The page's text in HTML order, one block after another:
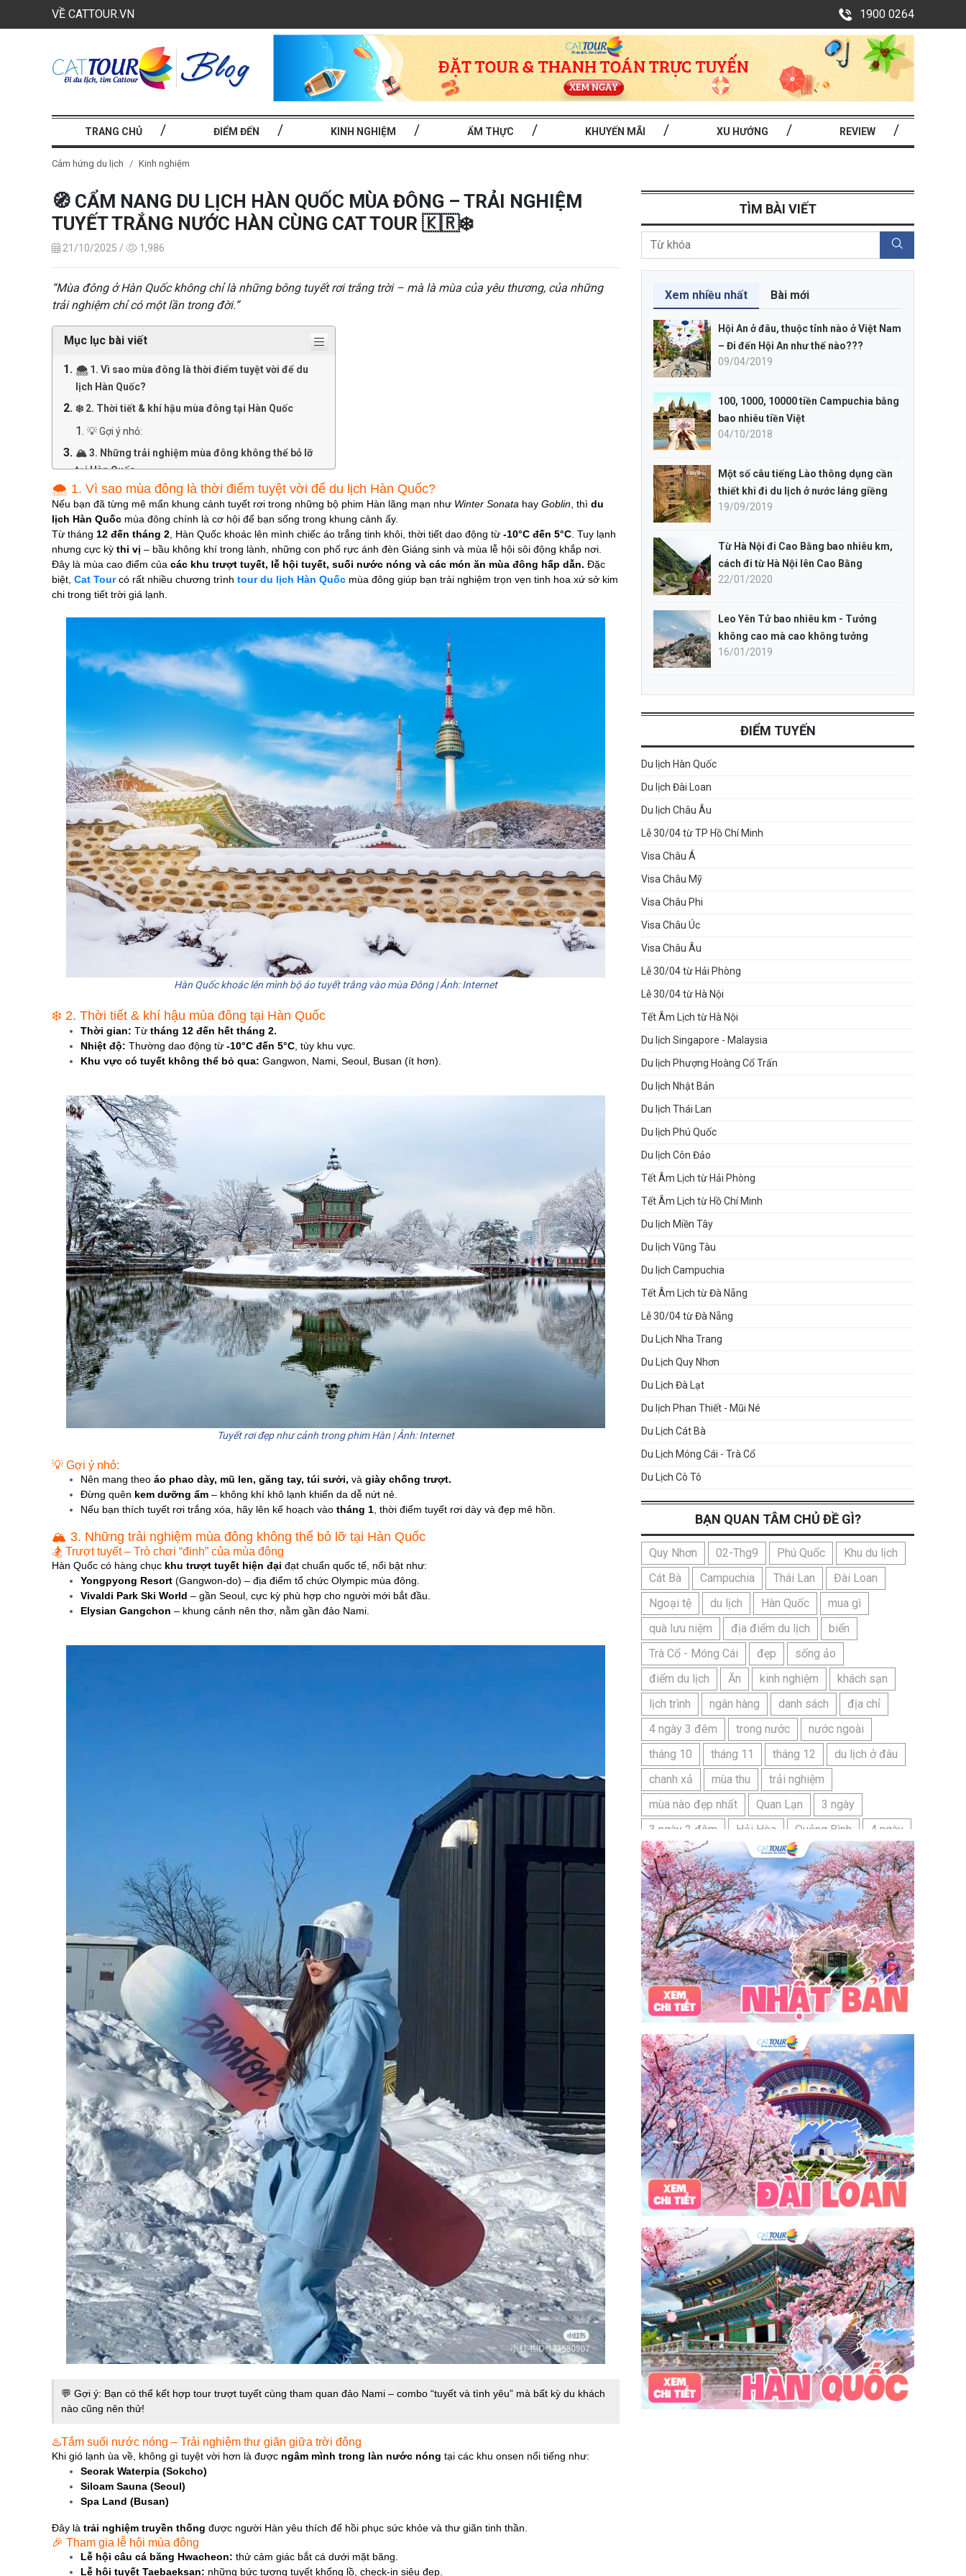
VỀ CATTOUR.VN 1900 0264
TRANG CHỦ ĐIỂM ĐẾN KINH NGHIỆM ẨM THỰC KHUYẾN MÃI XU HƯỚNG REVIEW
Cảm hứng du lịch Kinh nghiệm
🧭 CẨM NANG DU LỊCH HÀN QUỐC MÙA ĐÔNG – TRẢI NGHIỆM
TUYẾT TRẮNG NƯỚC HÀN CÙNG CAT TOUR 🇰🇷❄️
21/10/2025 / 1,986
“Mùa đông ở Hàn Quốc không chỉ là những bông tuyết rơi trắng trời – mà là mùa của yêu thương, của những
trải nghiệm chỉ có một lần trong đời.”
Mục lục bài viết
🌨️ 1. Vì sao mùa đông là thời điểm tuyệt vời để du
lịch Hàn Quốc?
❄️ 2. Thời tiết & khí hậu mùa đông tại Hàn Quốc
💡 Gợi ý nhỏ:
🏔️ 3. Những trải nghiệm mùa đông không thể bỏ lỡ
tại Hàn Quốc
🏂 Trượt tuyết – Trò chơi “đinh” của mùa đông
♨️Tắm suối nước nóng – Trải nghiệm thư giãn
giữa trời đông
🎉 Tham gia lễ hội mùa đông
🍢 Thưởng thức ẩm thực mùa đông Hàn Quốc
🗺️ 4. Top 10 địa điểm du lịch Hàn Quốc mùa đông
1️⃣ Đảo Nami – Biểu tượng của tình yêu mùa đông
2️⃣ Everland – Công viên giải trí nổi bật tại Hàn
Quốc
3️⃣ Seoul – Trái tim của Hàn Quốc mùa đông
4️⃣ Đảo Jeju – Vẻ đẹp hoang sơ mùa lạnh
5️⃣ Khu trượt tuyết Yongpyong Resort
6️⃣ Garden of Morning Calm
7️⃣ Làng cổ Bukchon Hanok
8️⃣ Công viên trượt tuyết Elysian Gangchon
9️⃣ Suối nước nóng Osaek Hot Springs
🔟 Lễ hội tuyết Daegwallyeong
🎒 5. Kinh nghiệm du lịch Hàn Quốc mùa đông
💖 6. Gợi ý tour du lịch Hàn Quốc mùa đông cùng Cat
🌨️ 1. Vì sao mùa đông là thời điểm tuyệt vời để du lịch Hàn Quốc?
Nếu bạn đã từng mê mẩn khung cảnh tuyết rơi trong những bộ phim Hàn lãng mạn như Winter Sonata hay Goblin , thì du
lịch Hàn Quốc mùa đông chính là cơ hội để bạn sống trong khung cảnh ấy.
Từ tháng 12 đến tháng 2 , Hàn Quốc khoác lên mình chiếc áo trắng tinh khôi, thời tiết dao động từ -10°C đến 5°C . Tuy lạnh
nhưng cực kỳ thi vị – bầu không khí trong lành, những con phố rực ánh đèn Giáng sinh và mùa lễ hội sôi động khắp nơi.
Đây là mùa cao điểm của các khu trượt tuyết, lễ hội tuyết, suối nước nóng và các món ăn mùa đông hấp dẫn. Đặc
biệt, Cat Tourcó rất nhiều chương trình tour du lịch Hàn Quốc mùa đông giúp bạn trải nghiệm trọn vẹn tinh hoa xứ sở kim
chi trong tiết trời giá lạnh.
Hàn Quốc khoác lên mình bộ áo tuyết trắng vào mùa Đông | Ảnh: Internet
❄️ 2. Thời tiết & khí hậu mùa đông tại Hàn Quốc
Thời gian: Từ tháng 12 đến hết tháng 2.
Nhiệt độ: Thường dao động từ -10°C đến 5°C , tùy khu vực.
Khu vực có tuyết không thể bỏ qua: Gangwon, Nami, Seoul, Busan (ít hơn).
Tuyết rơi đẹp như cảnh trong phim Hàn | Ảnh: Internet
💡 Gợi ý nhỏ:
Nên mang theo áo phao dày, mũ len, găng tay, túi sưởi, và giày chống trượt.
Đừng quên kem dưỡng ẩm – không khí khô lạnh khiến da dễ nứt nẻ.
Nếu bạn thích tuyết rơi trắng xóa, hãy lên kế hoạch vào tháng 1 , thời điểm tuyết rơi dày và đẹp mê hồn.
🏔️ 3. Những trải nghiệm mùa đông không thể bỏ lỡ tại Hàn Quốc
🏂 Trượt tuyết – Trò chơi “đinh” của mùa đông
Hàn Quốc có hàng chục khu trượt tuyết hiện đại đạt chuẩn quốc tế, nổi bật như:
Yongpyong Resort (Gangwon-do) – địa điểm tổ chức Olympic mùa đông.
Vivaldi Park Ski World – gần Seoul, cực kỳ phù hợp cho người mới bắt đầu.
Elysian Gangchon – khung cảnh nên thơ, nằm gần đảo Nami.
💬 Gợi ý: Bạn có thể kết hợp tour trượt tuyết cùng tham quan đảo Nami – combo “tuyết và tình yêu” mà bất kỳ du khách
nào cũng nên thử!
♨️Tắm suối nước nóng – Trải nghiệm thư giãn giữa trời đông
Khi gió lạnh ùa về, không gì tuyệt vời hơn là được ngâm mình trong làn nước nóng tại các khu onsen nổi tiếng như:
Seorak Waterpia (Sokcho)
Siloam Sauna (Seoul)
Spa Land (Busan)
Đây là trải nghiệm truyền thống được người Hàn yêu thích để hồi phục sức khỏe và thư giãn tinh thần.
🎉 Tham gia lễ hội mùa đông
Lễ hội câu cá băng Hwacheon: thử cảm giác bắt cá dưới mặt băng.
Lễ hội tuyết Taebaeksan: những bức tượng tuyết khổng lồ, check-in siêu đẹp.
TÌM BÀI VIẾT
Xem nhiều nhất Bài mới
Hội An ở đâu, thuộc tỉnh nào ở Việt Nam
– Đi đến Hội An như thế nào???
09/04/2019
100, 1000, 10000 tiền Campuchia bằng
bao nhiêu tiền Việt
04/10/2018
Một số câu tiếng Lào thông dụng cần
thiết khi đi du lịch ở nước láng giềng
19/09/2019
Từ Hà Nội đi Cao Bằng bao nhiêu km,
cách đi từ Hà Nội lên Cao Bằng
22/01/2020
Leo Yên Tử bao nhiêu km - Tưởng
không cao mà cao không tưởng
16/01/2019
ĐIỂM TUYẾN
Du lịch Hàn Quốc
Du lịch Đài Loan
Du lịch Châu Âu
Lễ 30/04 từ TP Hồ Chí Minh
Visa Châu Á
Visa Châu Mỹ
Visa Châu Phi
Visa Châu Úc
Visa Châu Âu
Lễ 30/04 từ Hải Phòng
Lễ 30/04 từ Hà Nội
Tết Âm Lịch từ Hà Nội
Du lịch Singapore - Malaysia
Du lịch Phượng Hoàng Cổ Trấn
Du lịch Nhật Bản
Du lịch Thái Lan
Du lịch Phú Quốc
Du lịch Côn Đảo
Tết Âm Lịch từ Hải Phòng
Tết Âm Lịch từ Hồ Chí Minh
Du lịch Miền Tây
Du lịch Vũng Tàu
Du lịch Campuchia
Tết Âm Lịch từ Đà Nẵng
Lễ 30/04 từ Đà Nẵng
Du Lịch Nha Trang
Du Lịch Quy Nhơn
Du Lịch Đà Lạt
Du lịch Phan Thiết - Mũi Né
Du Lịch Cát Bà
Du Lịch Móng Cái - Trà Cổ
Du Lịch Cô Tô
BẠN QUAN TÂM CHỦ ĐỀ GÌ?
Quy Nhơn 02-Thg9 Phú Quốc
Khu du lịch
Cát Bà
Campuchia Thái Lan
Đài Loan
Ngoại tệ
du lịch Hàn Quốc
mua gì
quà lưu niệm
địa điểm du lịch
biển
Trà Cổ - Móng Cái
đẹp
sống ảo
điểm du lịch
Ăn kinh nghiệm
khách sạn
lịch trình
ngân hàng danh sách
địa chỉ
4 ngày 3 đêm
trong nước
nước ngoài
tháng 10
tháng 11 tháng 12
du lịch ở đâu
chanh xả
mùa thu
trải nghiệm
mùa nào đẹp nhất
Quan Lạn
3 ngày
3 ngày 2 đêm
Hải Hòa Quảng Bình
4 ngày
Bangkok
Bí quyết Hải Tiến
Ninh Bình
Nhật Bản
du lịch sầm sơn cần chuẩn bị gì
bãi tắm sấm sơn
đặc sản sầm sơn
đặc sản du lịch sầm sơn
tour du lịch 3 ngày 2 đêm
hải sản
Đảo Lan Châu
Cẩm nang du lịch Của Lò
chợ Cửa Lò
tour du lịch Cửa Lò
Hạ Long
Đảo Hòn Ngư
Đảo Song Ngư
ATM
mới nhất
cẩm nang du lịch sầm sơn
ô tô
phượt 99k buffet
lẩu
Tuyển dụng
Nhân viên Visa Cát Bà.
Cô Tô
miền Bắc
miền Trung
miền Nam
đền độc cước
chi phí giá
chợ
mùa đông
món ngon quà vặt
Chơi gì
câu mực đêm
Dù bay
Lặn biển
Vinpearl Cửa Hội
Water Fun
Công viên nước
Nhà phao
Quê Bác
tour Cửa Lò 2 ngày 1 đêm
Tuần Châu
Tàu Hỏa
Du lịch Cửa Lò 2 ngày 1 đêm
chùa Hương
hoa anh đào
Tết Nguyên Đán
Sài Gòn
Tết dương
Mộc Châu Sapa
Yên Tử
Tam Chúc
chùa Tam Chúc
Chrismas